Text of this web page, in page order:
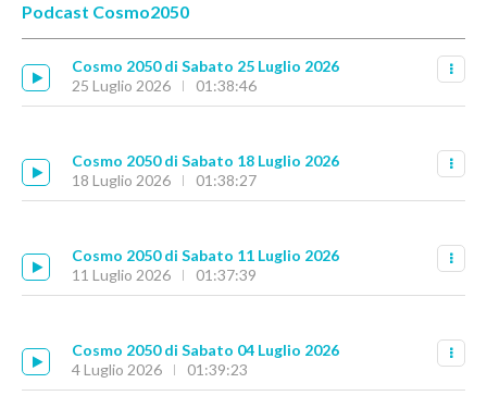
Podcast Cosmo2050
Cosmo 2050 di Sabato 25 Luglio 2026
25 Luglio 2026
01:38:46
Cosmo 2050 di Sabato 18 Luglio 2026
18 Luglio 2026
01:38:27
Cosmo 2050 di Sabato 11 Luglio 2026
11 Luglio 2026
01:37:39
Cosmo 2050 di Sabato 04 Luglio 2026
4 Luglio 2026
01:39:23